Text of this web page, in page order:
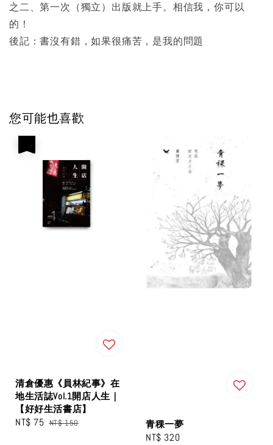
之二、第一次（獨立）出版就上手。相信我，你可以
的！
後記：書沒有錯，如果很痛苦，是我的問題
您可能也喜歡
清倉優惠《員林紀事》在
地生活誌Vol.1開店人生｜
【好好生活書店】
Sale
NT$ 75 Regular
NT$ 150 青稞一夢
Regular
NT$ 320